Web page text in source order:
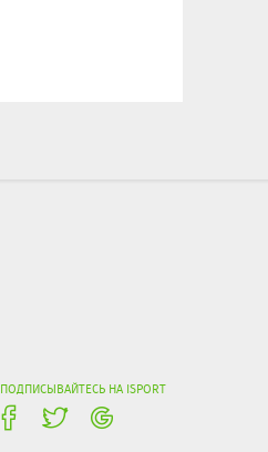
ПОДПИСЫВАЙТЕСЬ НА ISPORT